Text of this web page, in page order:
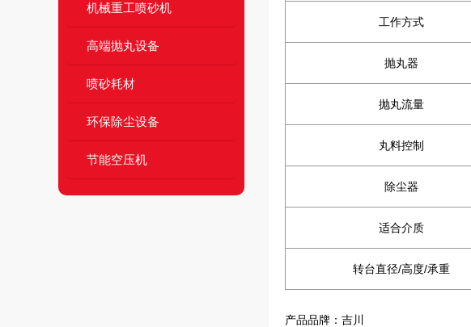
机械重工喷砂机
高端抛丸设备
喷砂耗材
环保除尘设备
节能空压机
工作方式
抛丸器
抛丸流量
丸料控制
除尘器
适合介质
转台直径/高度/承重
产品品牌：吉川